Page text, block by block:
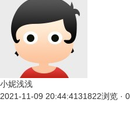
小妮浅浅
2021-11-09 20:44:4131822浏览 ·